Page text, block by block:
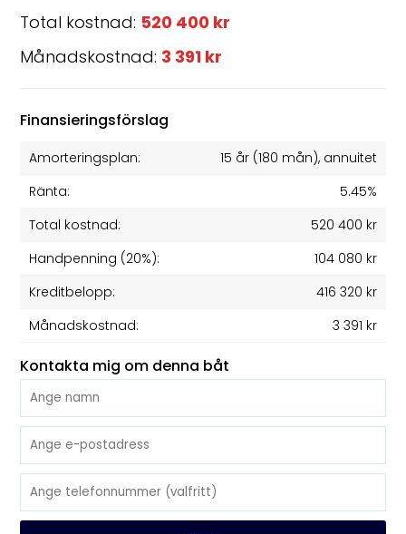
Total kostnad: 520 400 kr
Månadskostnad: 3 391 kr
Finansieringsförslag
Amorteringsplan: 15 år(180 mån), annuitet
Ränta:
5.45%
Total kostnad:
520 400 kr
Handpenning (20%):
104 080 kr
Kreditbelopp:
416 320 kr
Månadskostnad:
3 391 kr
Kontakta mig om denna båt